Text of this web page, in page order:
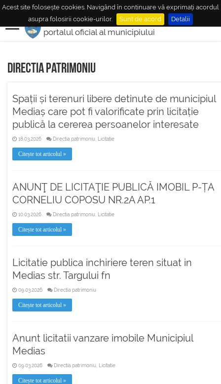
Acest site folosește cookies. Navigând în continuare vă exprimați acordul
asupra folosirii cookie-urilor.
Sunt de acord Detalii
MUNICIPIULMEDIAŞ
portalul oficial al municipiului
Directia patrimoniu
Spații și terenuri libere detinute de municipiul
Mediaș care pot fi valorificate prin licitație
publică la cererea persoanelor interesate
18.03.2026 Directia patrimoniu, Licitatie
Citește tot articolul »
ANUNŢ DE LICITAŢIE PUBLICĂ IMOBIL P-ȚA
CORNELIU COPOSU NR.2A AP.1
10.03.2026 Directia patrimoniu, Licitatie
Citește tot articolul »
Licitatie publica inchiriere teren situat in
Medias str. Targului fn
09.03.2026 Directia patrimoniu
Citește tot articolul »
Anunt licitatii vanzare imobile Municipiul
Medias
09.03.2026 Directia patrimoniu, Licitatie
Citește tot articolul »